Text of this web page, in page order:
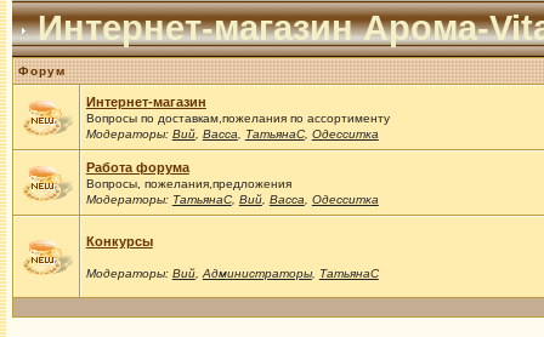
Интернет-магазин Арома-
Форум
Интернет-магазин
Вопросы по доставкам,пожелания по ассортименту
Модераторы: Вий, Васса ТатьянаС, Одесситка
Работа форума
Вопросы, пожелания,предложения
Модераторы: ТатьянаС, Вий, Васса Одесситка
Конкурсы
Модераторы: Вий, Администраторы, ТатьянаС